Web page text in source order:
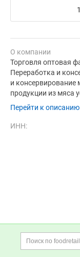
О компании
Торговля оптовая
Переработка и
и
продукции из мяса
Перейти к
ИНН: